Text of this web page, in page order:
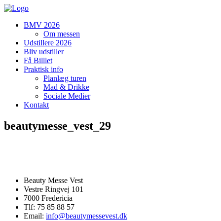
BMV 2026
Om messen
Udstillere 2026
Bliv udstiller
Få Billlet
Praktisk info
Planlæg turen
Mad & Drikke
Sociale Medier
Kontakt
beautymesse_vest_29
Beauty Messe Vest
Vestre Ringvej 101
7000 Fredericia
Tlf: 75 85 88 57
Email: info@beautymessevest.dk